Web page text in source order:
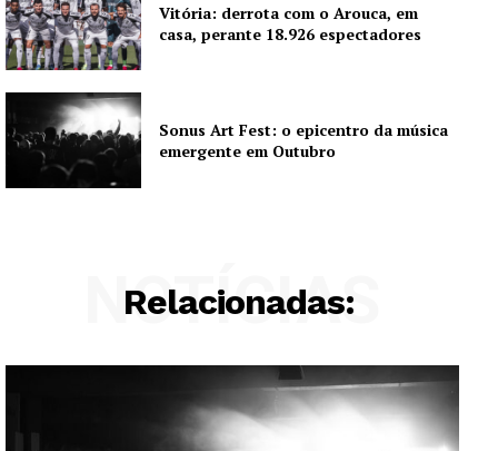
Vitória: derrota com o Arouca, em
casa, perante 18.926 espectadores
Sonus Art Fest: o epicentro da música
emergente em Outubro
Relacionadas:
NOTÍCIAS